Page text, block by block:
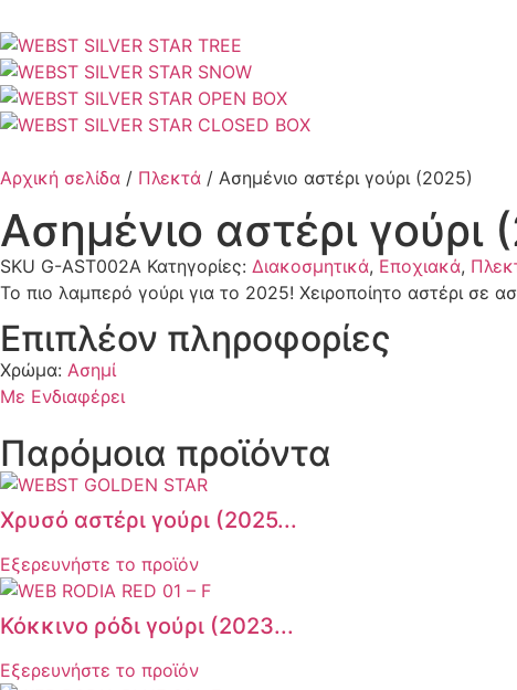
Αρχική σελίδα / Πλεκτά / Ασημένιο αστέρι γούρι (2025)
Ασημένιο αστέρι γούρι
SKU G-AST002A Κατηγορίες: Διακοσμητικά, Εποχιακά,
Το πιο λαμπερό γούρι για το 2025! Χειροποίητο αστέρι σε
Επιπλέον πληροφορίες
Χρώμα: Ασημί
Με Ενδιαφέρει
Παρόμοια προϊόντα
Χρυσό αστέρι γούρι (2025...
Εξερευνήστε το προϊόν
Κόκκινο ρόδι γούρι (2023...
Εξερευνήστε το προϊόν